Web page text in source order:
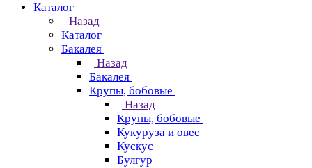
Каталог
Назад
Каталог
Бакалея
Назад
Бакалея
Крупы, бобовые
Назад
Крупы, бобовые
Кукуруза и овес
Кускус
Булгур